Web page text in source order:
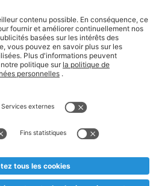
et mentions légales
temporairement et jusqu'à
bien étudié, nous serions
stock. Prix Recupel et TVA incl.
la forme masculine a été adoptée